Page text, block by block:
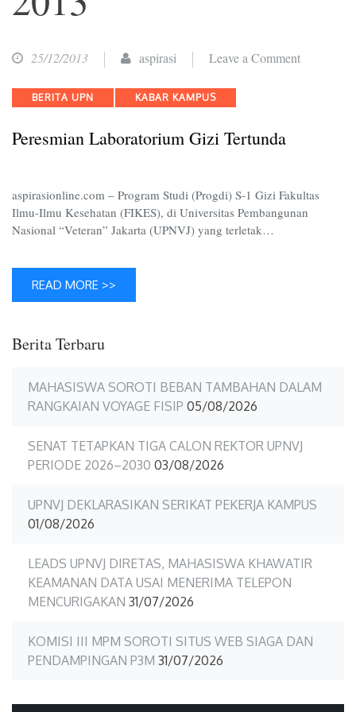
25/12/2013 aspirasi Leave a Commenton
Categories
BERITA UPN KABAR KAMPUS
Peresmian Laboratorium Gizi Tertunda
aspirasionline.com – Program Studi (Progdi) S-1 Gizi Fakultas
Ilmu-Ilmu Kesehatan (FIKES), di Universitas Pembangunan
Nasional “Veteran” Jakarta (UPNVJ) yang terletak…
READ MORE >>
Berita Terbaru
MAHASISWA SOROTI BEBAN TAMBAHAN DALAM
RANGKAIAN VOYAGE FISIP 05/08/2026
SENAT TETAPKAN TIGA CALON REKTOR UPNVJ
PERIODE 2026–2030 03/08/2026
UPNVJ DEKLARASIKAN SERIKAT PEKERJA KAMPUS
01/08/2026
LEADS UPNVJ DIRETAS, MAHASISWA KHAWATIR
KEAMANAN DATA USAI MENERIMA TELEPON
MENCURIGAKAN 31/07/2026
KOMISI III MPM SOROTI SITUS WEB SIAGA DAN
PENDAMPINGAN P3M 31/07/2026